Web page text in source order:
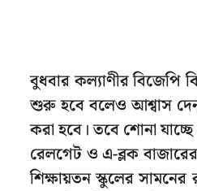
বুধবার কল্যাণীর বিজেপি
শুরু হবে বলেও আশ্বাস
করা হবে। তবে শোনা
রেলগেট ও এ-ব্লক
শিক্ষায়তন স্কুলের